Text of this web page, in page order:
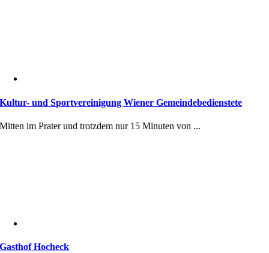
Kultur- und Sportvereinigung Wiener Gemeindebedienstete
Mitten im Prater und trotzdem nur 15 Minuten von ...
Gasthof Hocheck